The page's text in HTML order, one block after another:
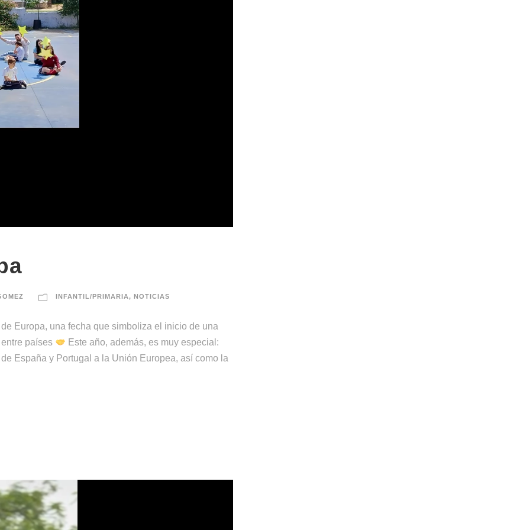
INFANTIL/PRIMARIA, NOTICIAS
Europa, una fecha que simboliza el inicio de una
países
Este año, además, es muy especial:
España y Portugal a la Unión Europea, así como la